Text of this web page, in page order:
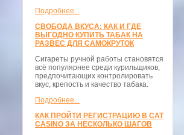
Подробнее...
СВОБОДА ВКУСА: КАК И ГДЕ
ВЫГОДНО КУПИТЬ ТАБАК НА
РАЗВЕС ДЛЯ САМОКРУТОК
Сигареты ручной работы становятся
всё популярнее среди курильщиков,
предпочитающих контролировать
вкус, крепость и качество табака.
Подробнее...
КАК ПРОЙТИ РЕГИСТРАЦИЮ В CAT
CASINO ЗА НЕСКОЛЬКО ШАГОВ